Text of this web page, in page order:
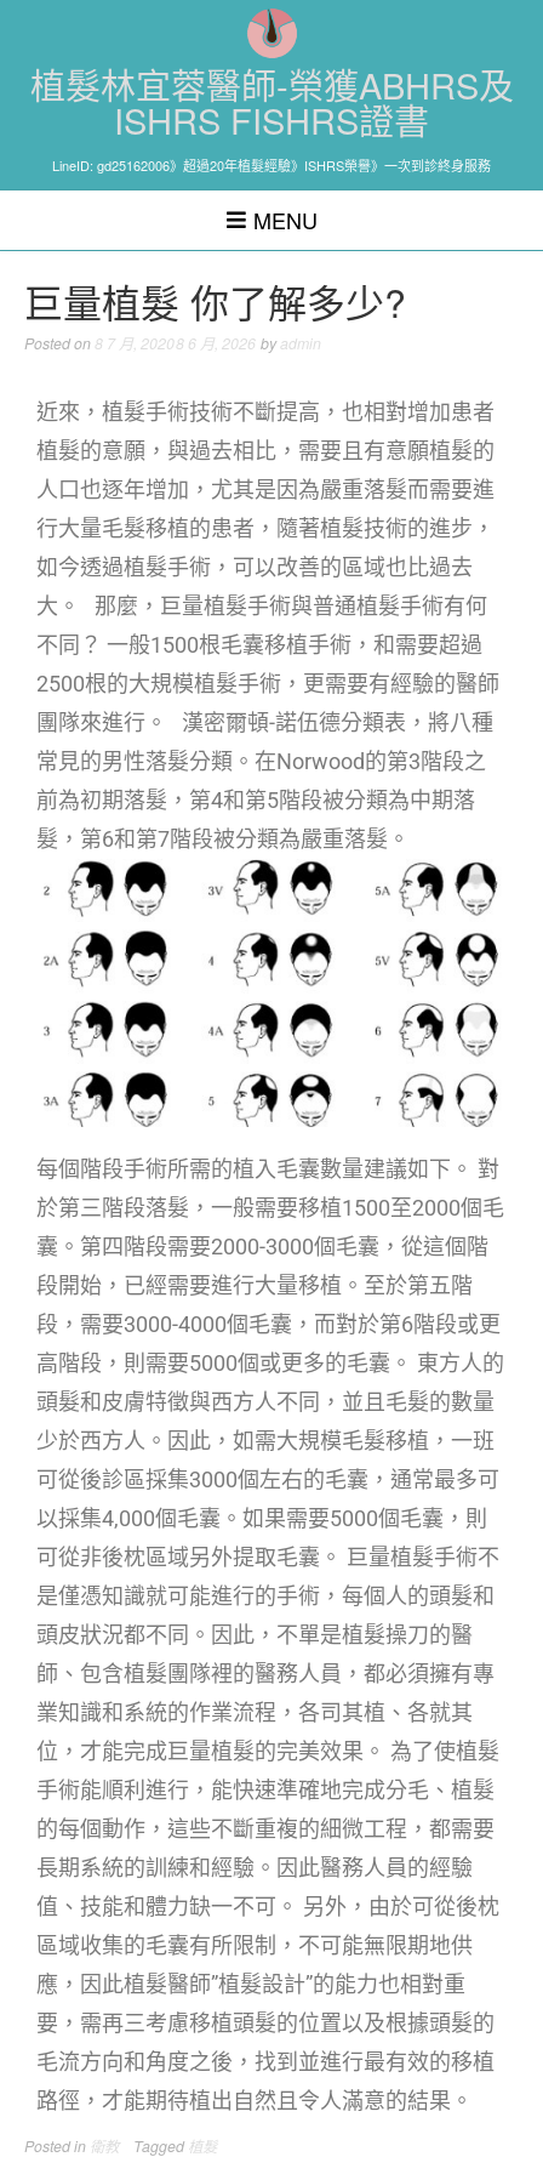
植髮林宜蓉醫師-榮獲ABHRS及
ISHRS FISHRS證書
LineID: gd25162006》超過20年植髮經驗》ISHRS榮譽》一次到診終身服務
MENU
巨量植髮 你了解多少?
Posted on 8 7 月, 20208 6 月, 2026 byadmin
近來，植髮手術技術不斷提高，也相對增加患者
植髮的意願，與過去相比，需要且有意願植髮的
人口也逐年增加，尤其是因為嚴重落髮而需要進
行大量毛髮移植的患者，隨著植髮技術的進步，
如今透過植髮手術，可以改善的區域也比過去
大。 那麼，巨量植髮手術與普通植髮手術有何
不同？ 一般1500根毛囊移植手術，和需要超過
2500根的大規模植髮手術，更需要有經驗的醫師
團隊來進行。 漢密爾頓-諾伍德分類表，將八種
常見的男性落髮分類。在Norwood的第3階段之
前為初期落髮，第4和第5階段被分類為中期落
髮，第6和第7階段被分類為嚴重落髮。
每個階段手術所需的植入毛囊數量建議如下。 對
於第三階段落髮，一般需要移植1500至2000個毛
囊。第四階段需要2000-3000個毛囊，從這個階
段開始，已經需要進行大量移植。至於第五階
段，需要3000-4000個毛囊，而對於第6階段或更
高階段，則需要5000個或更多的毛囊。 東方人的
頭髮和皮膚特徵與西方人不同，並且毛髮的數量
少於西方人。因此，如需大規模毛髮移植，一班
可從後診區採集3000個左右的毛囊，通常最多可
以採集4,000個毛囊。如果需要5000個毛囊，則
可從非後枕區域另外提取毛囊。 巨量植髮手術不
是僅憑知識就可能進行的手術，每個人的頭髮和
頭皮狀況都不同。因此，不單是植髮操刀的醫
師、包含植髮團隊裡的醫務人員，都必須擁有專
業知識和系統的作業流程，各司其植、各就其
位，才能完成巨量植髮的完美效果。 為了使植髮
手術能順利進行，能快速準確地完成分毛、植髮
的每個動作，這些不斷重複的細微工程，都需要
長期系統的訓練和經驗。因此醫務人員的經驗
值、技能和體力缺一不可。 另外，由於可從後枕
區域收集的毛囊有所限制，不可能無限期地供
應，因此植髮醫師”植髮設計”的能力也相對重
要，需再三考慮移植頭髮的位置以及根據頭髮的
毛流方向和角度之後，找到並進行最有效的移植
路徑，才能期待植出自然且令人滿意的結果。
Posted in 衛教 Tagged 植髮